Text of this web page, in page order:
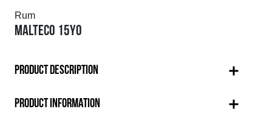
Rum
MALTECO 15YO
PRODUCT DESCRIPTION
PRODUCT INFORMATION